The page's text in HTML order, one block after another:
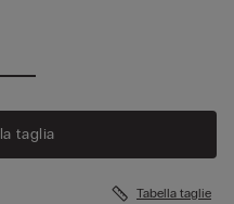
taglia
Tabella taglie